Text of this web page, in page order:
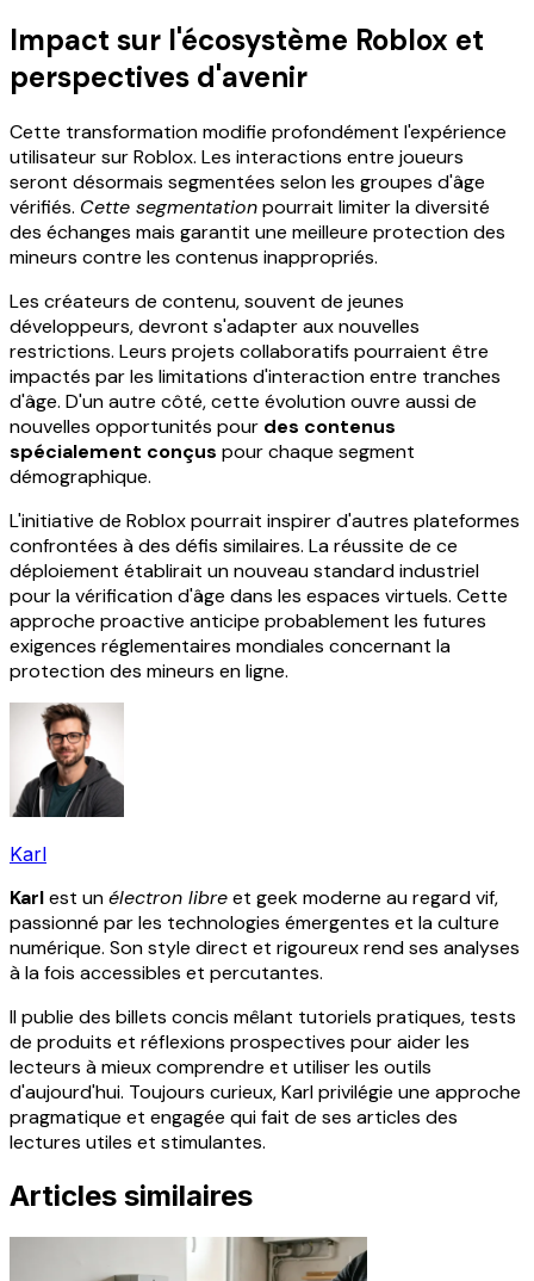
Impact sur l'écosystème Roblox et
perspectives d'avenir
Cette transformation modifie profondément l'expérience
utilisateur sur Roblox. Les interactions entre joueurs
seront désormais segmentées selon les groupes d'âge
vérifiés. Cette segmentationpourrait limiter la diversité
des échanges mais garantit une meilleure protection des
mineurs contre les contenus inappropriés.
Les créateurs de contenu, souvent de jeunes
développeurs, devront s'adapter aux nouvelles
restrictions. Leurs projets collaboratifs pourraient être
impactés par les limitations d'interaction entre tranches
d'âge. D'un autre côté, cette évolution ouvre aussi de
nouvelles opportunités pour des contenus
spécialement conçus pour chaque segment
démographique.
L'initiative de Roblox pourrait inspirer d'autres plateformes
confrontées à des défis similaires. La réussite de ce
déploiement établirait un nouveau standard industriel
pour la vérification d'âge dans les espaces virtuels. Cette
approche proactive anticipe probablement les futures
exigences réglementaires mondiales concernant la
protection des mineurs en ligne.
Karl
Karlest unélectron libreet geek moderne au regard vif,
passionné par les technologies émergentes et la culture
numérique. Son style direct et rigoureux rend ses analyses
à la fois accessibles et percutantes.
Il publie des billets concis mêlant tutoriels pratiques, tests
de produits et réflexions prospectives pour aider les
lecteurs à mieux comprendre et utiliser les outils
d'aujourd'hui. Toujours curieux, Karl privilégie une approche
pragmatique et engagée qui fait de ses articles des
lectures utiles et stimulantes.
Articles similaires